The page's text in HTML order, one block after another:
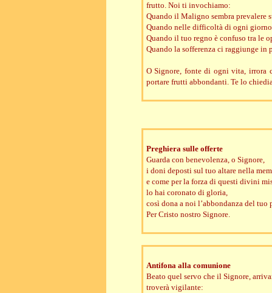
frutto. Noi ti invochiamo:
Quando il Maligno sembra prevalere
Quando nelle difficoltà di ogni
Quando il tuo regno è confuso tra le
Quando la sofferenza ci raggiunge
O Signore, fonte di ogni vita, irrora
portare frutti abbondanti. Te lo
Preghiera sulle offerte
Guarda con benevolenza, o Signore,
i doni deposti sul tuo altare nella
e come per la forza di questi divini
lo hai coronato di gloria,
così dona a noi l’abbondanza del tuo
Per Cristo nostro Signore.
Antifona alla comunione
Beato quel servo che il Signore,
troverà vigilante: